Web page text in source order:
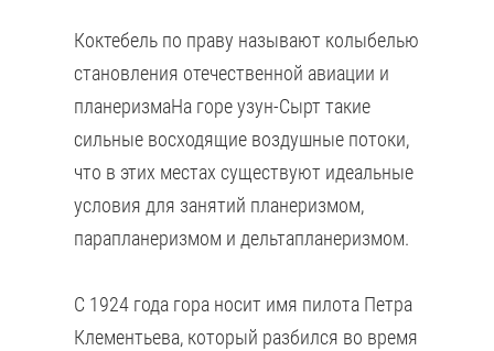
Коктебель по праву называют колыбелью
становления отечественной авиации и
планеризмаНа горе узун-Сырт такие
сильные восходящие воздушные потоки,
что в этих местах существуют идеальные
условия для занятий планеризмом,
парапланеризмом и дельтапланеризмом.
С 1924 года гора носит имя пилота Петра
Клементьева, который разбился во время